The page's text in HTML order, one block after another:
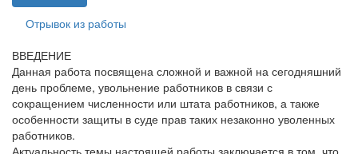
Отрывок из работы
ВВЕДЕНИЕ
Данная работа посвящена сложной и важной на сегодняшний
день проблеме, увольнение работников в связи с
сокращением численности или штата работников, а также
особенности защиты в суде прав таких незаконно уволенных
работников.
Актуальность темы настоящей работы заключается в том, что